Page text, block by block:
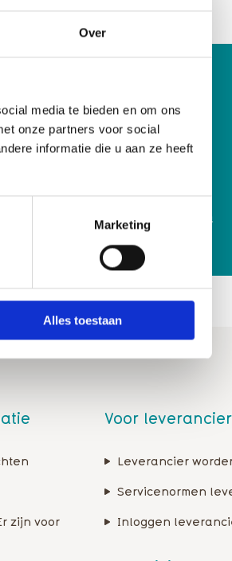
Over
media te bieden en om ons
onze partners voor social
informatie die u aan ze heeft
Marketing
Alles toestaan
nog lid!
Vivium Services
aanvullende zorgverzekering
zijn voor
Voor
Leverancier
Servicenormen
Inloggen